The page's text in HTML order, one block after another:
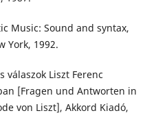
Music: Sound and syntax,
York, 1992.
válaszok Liszt Ferenc
[Fragen und Antworten in
von Liszt], Akkord Kiadó,